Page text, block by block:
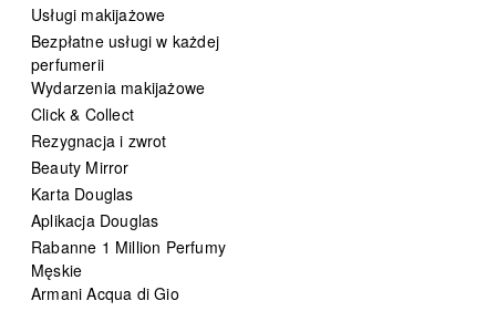
Usługi makijażowe
Bezpłatne usługi w każdej
perfumerii
Wydarzenia makijażowe
Click & Collect
Rezygnacja i zwrot
Beauty Mirror
Karta Douglas
Aplikacja Douglas
Rabanne 1 Million Perfumy
Męskie
Armani Acqua di Gio